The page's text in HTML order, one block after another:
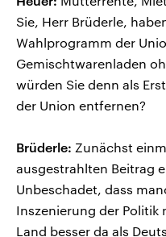
Sie, Herr Brüderle,
Wahlprogramm der
Gemischtwarenladen
würden Sie denn als
der Union entfernen?
Brüderle: Zunächst
ausgestrahlten Beitrag
Unbeschadet, dass
Inszenierung der
Land besser da als